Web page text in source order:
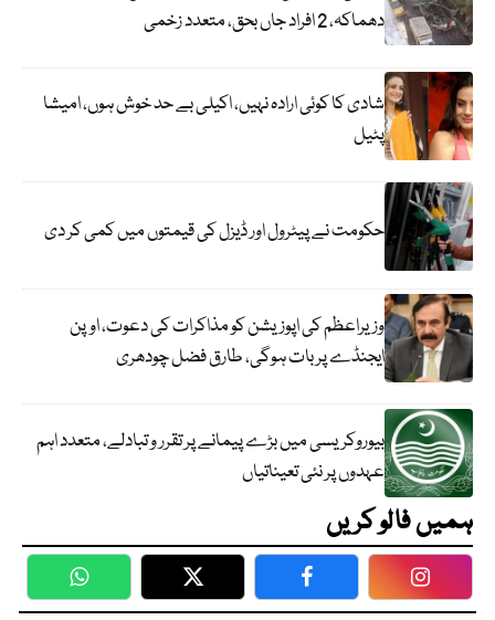
دھماکہ، 2 افراد جاں بحق، متعدد زخمی
شادی کا کوئی ارادہ نہیں، اکیلی بے حد خوش ہوں، امیشا
پٹیل
حکومت نے پیٹرول اور ڈیزل کی قیمتوں میں کمی کر دی
وزیراعظم کی اپوزیشن کو مذاکرات کی دعوت، اوپن
ایجنڈے پر بات ہوگی، طارق فضل چودھری
بیوروکریسی میں بڑے پیمانے پر تقرر و تبادلے، متعدد اہم
عہدوں پر نئی تعیناتیاں
ہمیں فالو کریں
WhatsApp Twitter Facebook